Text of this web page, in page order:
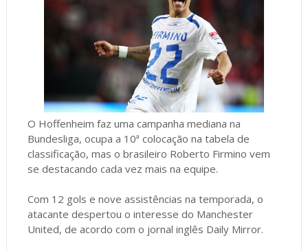
O Hoffenheim faz uma campanha mediana na
Bundesliga, ocupa a 10ª colocação na tabela de
classificação, mas o brasileiro Roberto Firmino vem
se destacando cada vez mais na equipe.
Com 12 gols e nove assistências na temporada, o
atacante despertou o interesse do Manchester
United, de acordo com o jornal inglês Daily Mirror.